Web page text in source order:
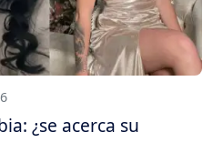
¿se acerca su